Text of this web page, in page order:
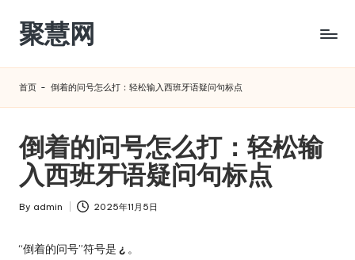
Skip
content
聚慧网
首页 - 倒着的问号怎么打：轻松输入西班牙语疑问句标点
倒着的问号怎么打：轻松输
入西班牙语疑问句标点
Posted
By admin 2025年11月5日
“倒着的问号”符号是 ¿ 。